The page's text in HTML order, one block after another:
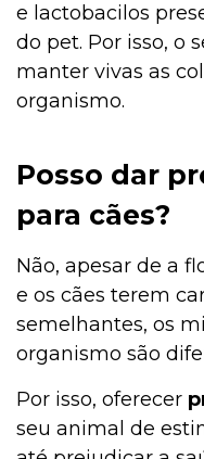
e lactobacilos
do pet. Por isso, o
manter vivas as
organismo.
Posso dar
para cães?
Não, apesar de a
e os cães terem
semelhantes, os
organismo são
Por isso, oferecer
seu animal de